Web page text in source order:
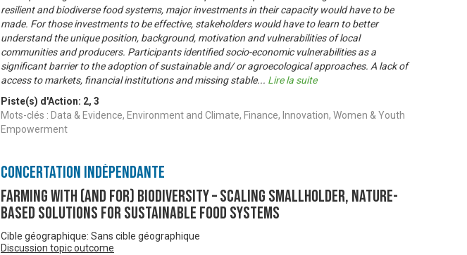
resilient and biodiverse food systems, major investments in their capacity would have to be
made. For those investments to be effective, stakeholders would have to learn to better
understand the unique position, background, motivation and vulnerabilities of local
communities and producers. Participants identified socio-economic vulnerabilities as a
significant barrier to the adoption of sustainable and/ or agroecological approaches. A lack of
access to markets, financial institutions and missing stable... Lire la suite
Piste(s) d'Action: 2, 3
Mots-clés : Data & Evidence, Environment and Climate, Finance, Innovation, Women & Youth
Empowerment
Concertation Indépendante
FARMING WITH (AND FOR) BIODIVERSITY – Scaling smallholder, nature-
based solutions for sustainable food systems
Cible géographique: Sans cible géographique
Discussion topic outcome